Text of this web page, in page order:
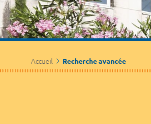
Accueil Recherche avancée